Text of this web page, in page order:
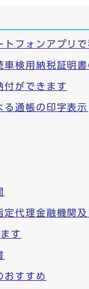
フォンアプリ
検用納税証明
付ができます
る通帳の印字表示
代理金融機関
す
おすすめ